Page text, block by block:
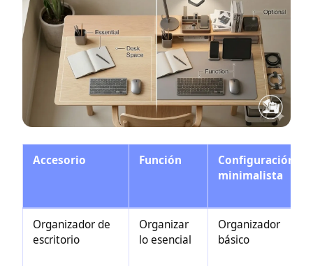
Accesorio Función
Configuración
minimalista
Organizador de
escritorio
Organizar
lo esencial
Organizador
básico